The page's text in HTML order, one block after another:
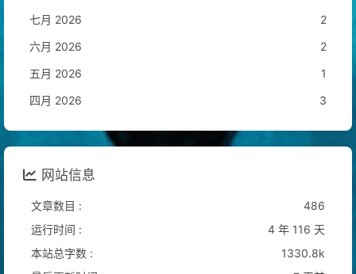
七月 2026
2
六月 2026
2
五月 2026
1
四月 2026
3
网站信息
文章数目 :
486
运行时间 :
4 年 116 天
本站总字数 :
1330.8k